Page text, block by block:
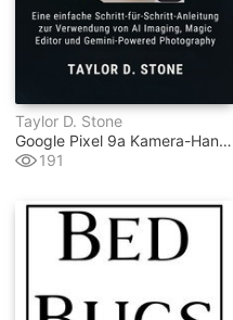
Taylor D. Stone
Google Pixel 9a Kamera-Handbuch Für Senioren Und Anfänger
191